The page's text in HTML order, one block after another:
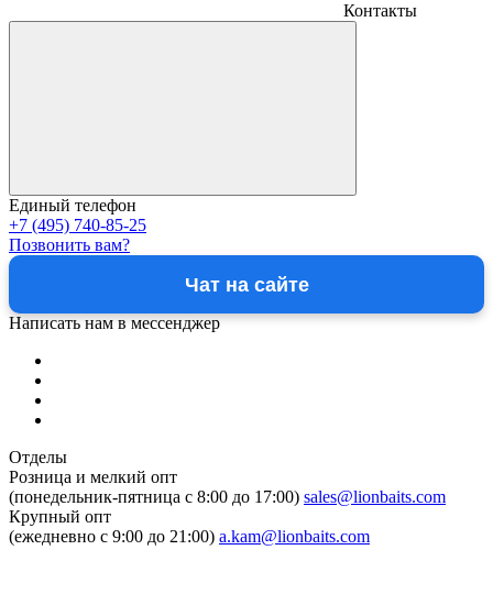
Контакты
Единый телефон
+7 (495) 740-85-25
Позвонить вам?
Чат на сайте
Написать нам в мессенджер
Отделы
Розница и мелкий опт
(понедельник-пятница c 8:00 до 17:00) sales@lionbaits.com
Крупный опт
(ежедневно с 9:00 до 21:00) a.kam@lionbaits.com